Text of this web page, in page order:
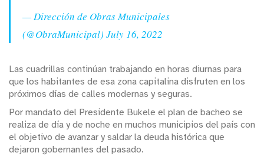
— Dirección de Obras Municipales
(@ObraMunicipal) July 16, 2022
Las cuadrillas continúan trabajando en horas diurnas para
que los habitantes de esa zona capitalina disfruten en los
próximos días de calles modernas y seguras.
Por mandato del Presidente Bukele el plan de bacheo se
realiza de día y de noche en muchos municipios del país con
el objetivo de avanzar y saldar la deuda histórica que
dejaron gobernantes del pasado.